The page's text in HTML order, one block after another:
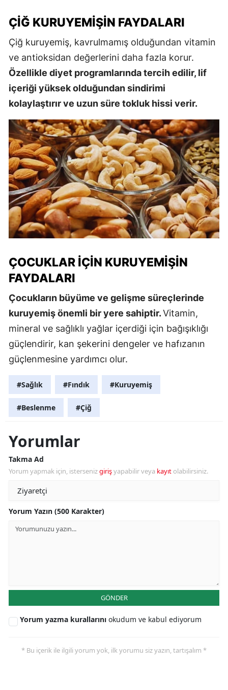
ÇIĞ KURUYEMIŞIN FAYDALARI
Çiğ kuruyemiş, kavrulmamış olduğundan vitamin
ve antioksidan değerlerini daha fazla korur.
Özellikle diyet programlarında tercih edilir, lif
içeriği yüksek olduğundan sindirimi
kolaylaştırır ve uzun süre tokluk hissi verir.
ÇOCUKLAR İÇIN KURUYEMIŞIN
FAYDALARI
Çocukların büyüme ve gelişme süreçlerinde
kuruyemiş önemli bir yere sahiptir.Vitamin,
mineral ve sağlıklı yağlar içerdiği için bağışıklığı
güçlendirir, kan şekerini dengeler ve hafızanın
güçlenmesine yardımcı olur.
#Sağlık #Fındık #Kuruyemiş
#Beslenme #Çiğ
Yorumlar
Takma Ad
Yorum yapmak için, istersenizgirişyapabilir veya kayıt olabilirsiniz.
Yorum Yazın (500 Karakter)
GÖNDER
Yorum yazma kurallarını okudum ve kabul ediyorum
* Bu içerik ile ilgili yorum yok, ilk yorumu siz yazın, tartışalım *